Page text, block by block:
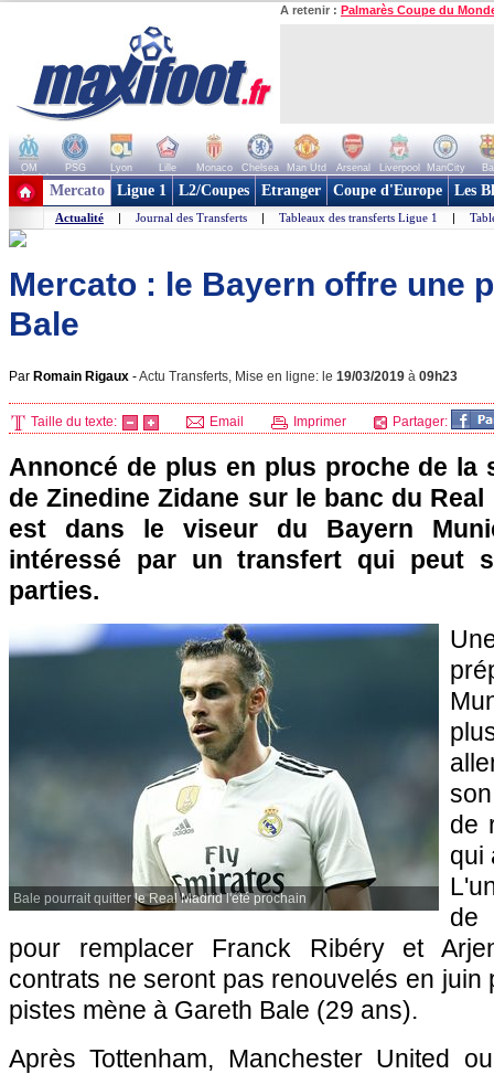
A retenir : Palmarès Coupe du
OM PSG Lyon Lille Monaco Chelsea Man Utd Arsenal Liverpool ManCity
+ de clubs
Mercato Ligue 1 L2/Coupes Etranger Coupe d'Europe Les
Actualité | Journal des Transferts | Tableaux des transferts Ligue 1 |
Mercato : le Bayern offre une
Bale
Par Romain Rigaux -Actu Transferts, Mise en ligne: le 19/03/2019 à 09h23
Taille du texte: Email Imprimer Partager:
Annoncé de plus en plus proche de la
de Zinedine Zidane sur le banc du
est dans le viseur du Bayern
intéressé par un transfert qui peut
parties.
Bale pourrait quitter le Real Madrid l'été prochain
de
qui
de
pour remplacer Franck Ribéry et
contrats ne seront pas renouvelés en juin
pistes mène à Gareth Bale (29 ans).
Après Tottenham, Manchester United